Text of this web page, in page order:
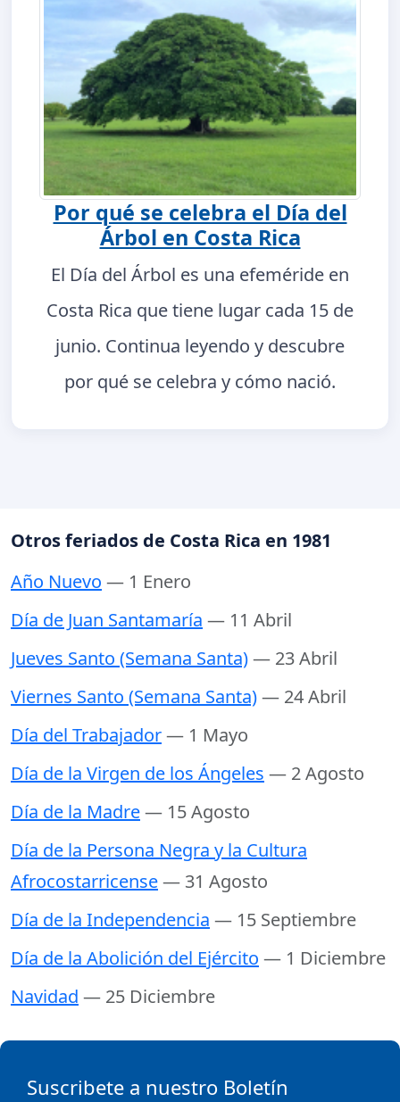
Por qué se celebra el Día del
Árbol en Costa Rica
El Día del Árbol es una efeméride en
Costa Rica que tiene lugar cada 15 de
junio. Continua leyendo y descubre
por qué se celebra y cómo nació.
Otros feriados de Costa Rica en 1981
Año Nuevo — 1 Enero
Día de Juan Santamaría — 11 Abril
Jueves Santo (Semana Santa)— 23 Abril
Viernes Santo (Semana Santa)— 24 Abril
Día del Trabajador— 1 Mayo
Día de la Virgen de los Ángeles — 2 Agosto
Día de la Madre— 15 Agosto
Día de la Persona Negra y la Cultura
Afrocostarricense— 31 Agosto
Día de la Independencia — 15 Septiembre
Día de la Abolición del Ejército — 1 Diciembre
Navidad — 25 Diciembre
Suscribete a nuestro Boletín